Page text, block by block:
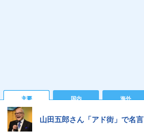
主要 国内 海外
山田五郎さん「アド街」で名言